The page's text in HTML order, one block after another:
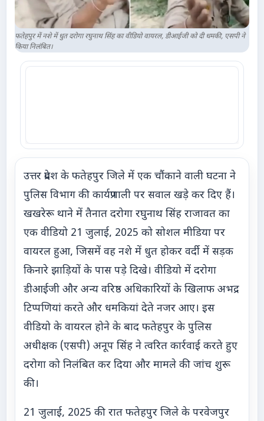
फतेहपुर में नशे में धुत दरोगा रघुनाथ सिंह का वीडियो वायरल, डीआईजी को दी धमकी, एसपी ने
किया निलंबित।
उत्तर प्रदेश के फतेहपुर जिले में एक चौंकाने वाली घटना ने
पुलिस विभाग की कार्यप्रणाली पर सवाल खड़े कर दिए हैं।
खखरेरू थाने में तैनात दरोगा रघुनाथ सिंह राजावत का
एक वीडियो 21 जुलाई, 2025 को सोशल मीडिया पर
वायरल हुआ, जिसमें वह नशे में धुत होकर वर्दी में सड़क
किनारे झाड़ियों के पास पड़े दिखे। वीडियो में दरोगा
डीआईजी और अन्य वरिष्ठ अधिकारियों के खिलाफ अभद्र
टिप्पणियां करते और धमकियां देते नजर आए। इस
वीडियो के वायरल होने के बाद फतेहपुर के पुलिस
अधीक्षक (एसपी) अनूप सिंह ने त्वरित कार्रवाई करते हुए
दरोगा को निलंबित कर दिया और मामले की जांच शुरू
की।
21 जुलाई, 2025 की रात फतेहपुर जिले के परवेजपुर